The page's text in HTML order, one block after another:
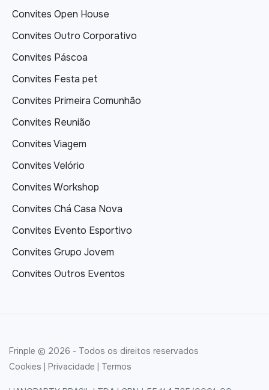
Convites Open House
Convites Outro Corporativo
Convites Páscoa
Convites Festa pet
Convites Primeira Comunhão
Convites Reunião
Convites Viagem
Convites Velório
Convites Workshop
Convites Chá Casa Nova
Convites Evento Esportivo
Convites Grupo Jovem
Convites Outros Eventos
Frinple © 2026 - Todos os direitos reservados
Cookies
Privacidade Termos